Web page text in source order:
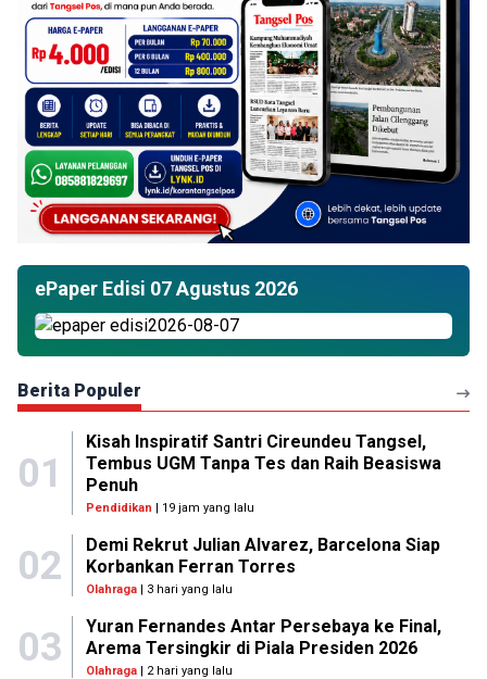
ePaper Edisi 07 Agustus 2026
Berita Populer
01
Kisah Inspiratif Santri Cireundeu Tangsel,
Tembus UGM Tanpa Tes dan Raih Beasiswa
Penuh
Pendidikan | 19 jam yang lalu
02
Demi Rekrut Julian Alvarez, Barcelona Siap
Korbankan Ferran Torres
Olahraga| 3 hari yang lalu
03
Yuran Fernandes Antar Persebaya ke Final,
Arema Tersingkir di Piala Presiden 2026
Olahraga| 2 hari yang lalu